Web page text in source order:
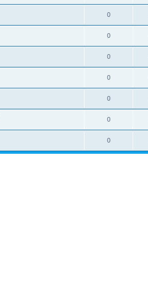
0
0
0
0
0
0
0